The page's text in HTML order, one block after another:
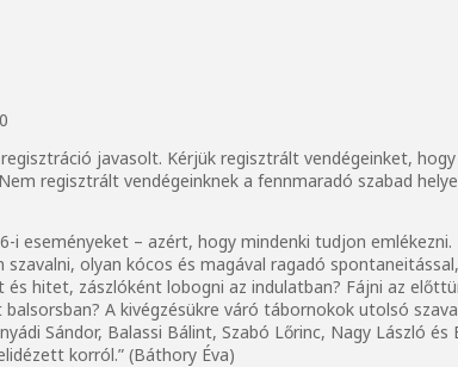
javasolt. Kérjük regisztrált vendégeinket,
regisztrált vendégeinknek a fennmaradó szabad
i eseményeket – azért, hogy mindenki tudjon emlékezni.
szavalni, olyan kócos és magával ragadó
hitet, zászlóként lobogni az indulatban? Fájni az
A kivégzésükre váró tábornokok utolsó
Sándor, Balassi Bálint, Szabó Lőrinc, Nagy László
korról.” (Báthory Éva)